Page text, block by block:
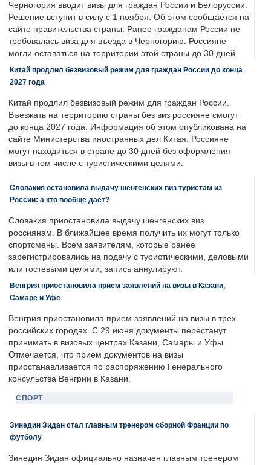
Черногория вводит визы для граждан России и Белоруссии.
Решение вступит в силу с 1 ноября. Об этом сообщается на
сайте правительства страны. Ранее гражданам России не
требовалась виза для въезда в Черногорию. Россияне
могли оставаться на территории этой страны до 30 дней.
Китай продлил безвизовый режим для граждан России до конца
2027 года
Китай продлил безвизовый режим для граждан России.
Въезжать на территорию страны без виз россияне смогут
до конца 2027 года. Информация об этом опубликована на
сайте Министерства иностранных дел Китая. Россияне
могут находиться в стране до 30 дней без оформления
визы в том числе с туристическими целями.
Словакия остановила выдачу шенгенских виз туристам из
России: а кто вообще дает?
Словакия приостановила выдачу шенгенских виз
россиянам. В ближайшее время получить их могут только
спортсмены. Всем заявителям, которые ранее
зарегистрировались на подачу с туристическими, деловыми
или гостевыми целями, запись аннулируют.
Венгрия приостановила прием заявлений на визы в Казани,
Самаре и Уфе
Венгрия приостановила прием заявлений на визы в трех
российских городах. С 29 июня документы перестанут
принимать в визовых центрах Казани, Самары и Уфы.
Отмечается, что прием документов на визы
приостанавливается по распоряжению Генерального
консульства Венгрии в Казани.
СПОРТ
Зинедин Зидан стал главным тренером сборной Франции по
футболу
Зинедин Зидан официально назначен главным тренером